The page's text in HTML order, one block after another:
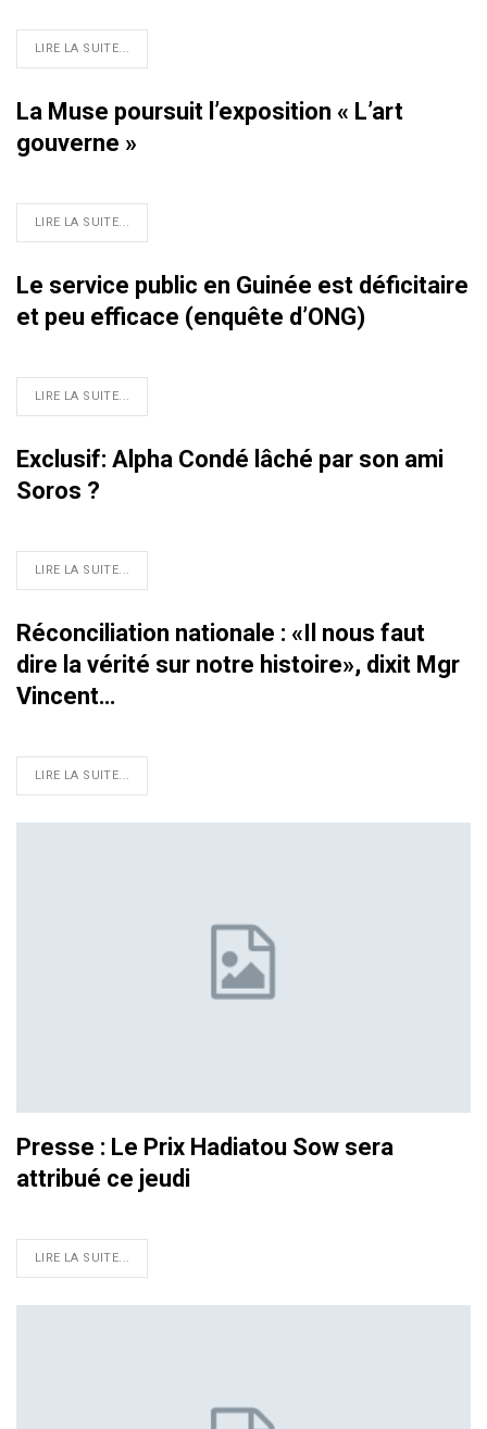
LIRE LA SUITE...
La Muse poursuit l’exposition « L’art
gouverne »
LIRE LA SUITE...
Le service public en Guinée est déficitaire
et peu efficace (enquête d’ONG)
LIRE LA SUITE...
Exclusif: Alpha Condé lâché par son ami
Soros ?
LIRE LA SUITE...
Réconciliation nationale : «Il nous faut
dire la vérité sur notre histoire», dixit Mgr
Vincent…
LIRE LA SUITE...
Presse : Le Prix Hadiatou Sow sera
attribué ce jeudi
LIRE LA SUITE...